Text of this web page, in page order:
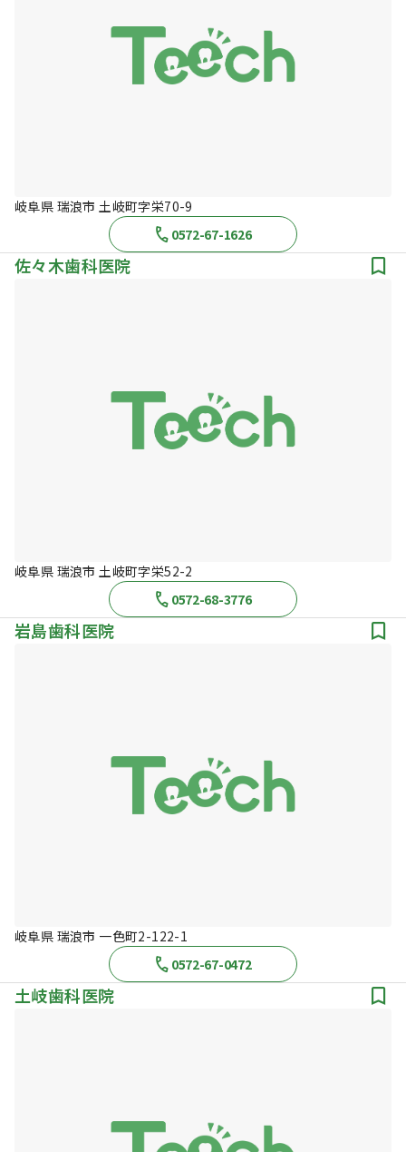
岐阜県 瑞浪市 土岐町字栄70-9
0572-67-1626
佐々木歯科医院
岐阜県 瑞浪市 土岐町字栄52-2
0572-68-3776
岩島歯科医院
岐阜県 瑞浪市 一色町2-122-1
0572-67-0472
土岐歯科医院